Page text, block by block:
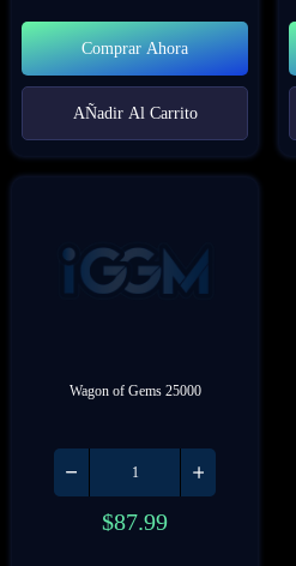
Comprar Ahora
AÑadir Al Carrito
Wagon of Gems 25000
$87.99